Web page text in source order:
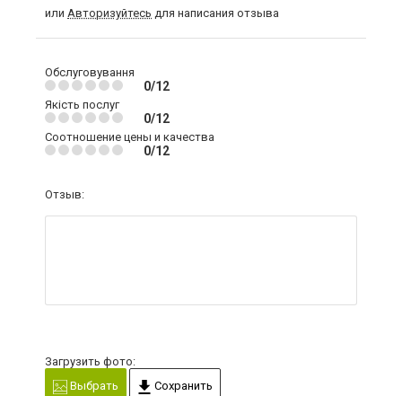
или Авторизуйтесь для написания отзыва
Обслуговування
0/12
Якість послуг
0/12
Соотношение цены и качества
0/12
Отзыв:
Загрузить фото:
Выбрать
Сохранить